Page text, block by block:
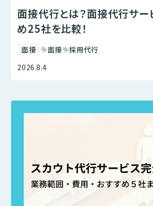
面接代行とは？面接代行サー
め25社を比較！
面接 sell面接sell採用代行
2026.8.4